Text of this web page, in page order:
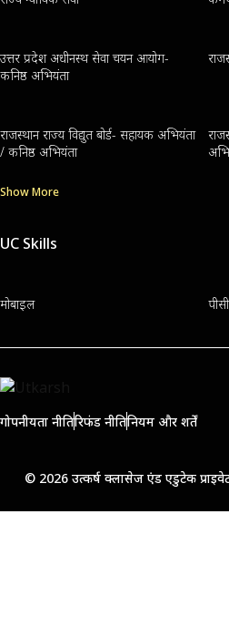
उत्तर प्रदेश अधीनस्थ सेवा चयन आयोग-
कनिष्ठ अभियंता
राजस्थान राज्य विद्युत बोर्ड- सहायक अभियंता
/ कनिष्ठ अभियंता
Show More
UC Skills
मोबाइल
गोपनीयता नीतिरिफंड नीतिनियम और शर्तें
© 2026 उत्कर्ष क्लासेज एंड एडुटेक